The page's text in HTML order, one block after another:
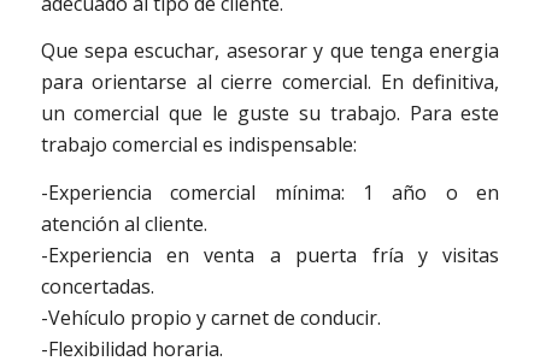
Que sepa escuchar, asesorar y que tenga energia
para orientarse al cierre comercial. En definitiva,
un comercial que le guste su trabajo. Para este
trabajo comercial es indispensable:
-Experiencia comercial mínima: 1 año o en
atención al cliente.
-Experiencia en venta a puerta fría y visitas
concertadas.
-Vehículo propio y carnet de conducir.
-Flexibilidad horaria.